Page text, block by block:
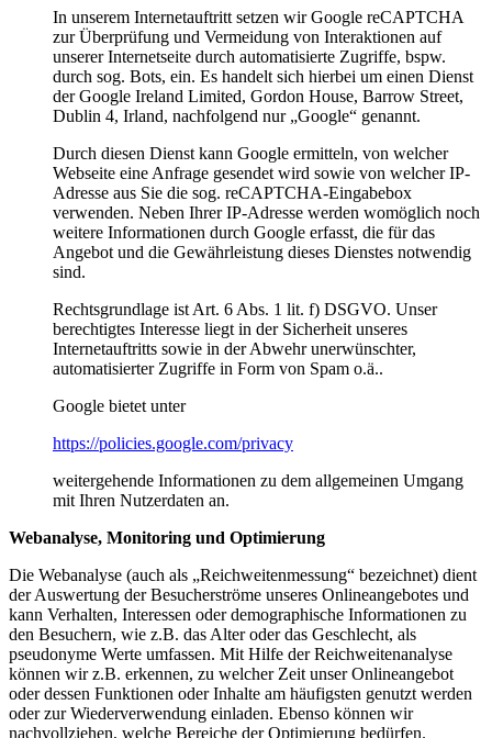
In unserem Internetauftritt setzen wir Google reCAPTCHA
zur Überprüfung und Vermeidung von Interaktionen auf
unserer Internetseite durch automatisierte Zugriffe, bspw.
durch sog. Bots, ein. Es handelt sich hierbei um einen Dienst
der Google Ireland Limited, Gordon House, Barrow Street,
Dublin 4, Irland, nachfolgend nur „Google“ genannt.
Durch diesen Dienst kann Google ermitteln, von welcher
Webseite eine Anfrage gesendet wird sowie von welcher IP-
Adresse aus Sie die sog. reCAPTCHA-Eingabebox
verwenden. Neben Ihrer IP-Adresse werden womöglich noch
weitere Informationen durch Google erfasst, die für das
Angebot und die Gewährleistung dieses Dienstes notwendig
sind.
Rechtsgrundlage ist Art. 6 Abs. 1 lit. f) DSGVO. Unser
berechtigtes Interesse liegt in der Sicherheit unseres
Internetauftritts sowie in der Abwehr unerwünschter,
automatisierter Zugriffe in Form von Spam o.ä..
Google bietet unter
https://policies.google.com/privacy
weitergehende Informationen zu dem allgemeinen Umgang
mit Ihren Nutzerdaten an.
Webanalyse, Monitoring und Optimierung
Die Webanalyse (auch als „Reichweitenmessung“ bezeichnet) dient
der Auswertung der Besucherströme unseres Onlineangebotes und
kann Verhalten, Interessen oder demographische Informationen zu
den Besuchern, wie z.B. das Alter oder das Geschlecht, als
pseudonyme Werte umfassen. Mit Hilfe der Reichweitenanalyse
können wir z.B. erkennen, zu welcher Zeit unser Onlineangebot
oder dessen Funktionen oder Inhalte am häufigsten genutzt werden
oder zur Wiederverwendung einladen. Ebenso können wir
nachvollziehen, welche Bereiche der Optimierung bedürfen.